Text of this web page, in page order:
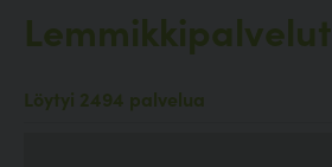
Lemmikkipalvelut
Löytyi 2494 palvelua